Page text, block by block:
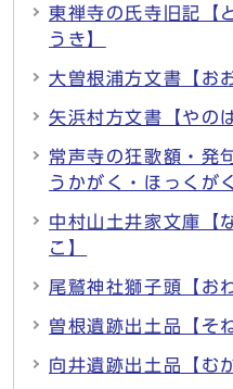
東禅寺の氏寺旧記【
うき】
大曽根浦方文書【お
矢浜村方文書【やの
常声寺の狂歌額・発
うかがく・ほっくが
中村山土井家文庫【
こ】
尾鷲神社獅子頭【お
曽根遺跡出土品【そ
向井遺跡出土品【む